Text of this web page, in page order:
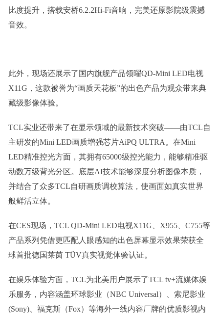
比度提升，搭载安桥6.2.2Hi-Fi音响，完美还原影院级震撼
音效。
此外，现场还展示了国内旗舰产品领曜QD-Mini LED电视
X11G，这款被誉为“画质天花板”的出色产品为观众带来典
藏级影像体验。
TCL实业还带来了在显示领域的最新技术突破——由TCL自
主研发的Mini LED画质增强芯片AiPQ ULTRA。在Mini
LED精准控光方面，其拥有65000级控光能力，能够精准驱
动数万级背光分区。底层AI技术能够深度分析图像本质，
并结合了众多TCL自研画质调校算法，使画面如真实世界
般鲜活立体。
在CES现场，TCL QD-Mini LED电视X11G、X955、C755等
产品系列凭借更匹配人眼感知的出色屏幕显示效果荣获全
球首批德国莱茵 TÜV真实视觉体验认证。
在娱乐体验方面，TCL为北美用户展示了TCL tv+流媒体娱
乐服务，内容涵盖环球影业（NBC Universal）、索尼影业
(Sony)、福克斯（Fox）等海外一线内容厂牌的优质影视内